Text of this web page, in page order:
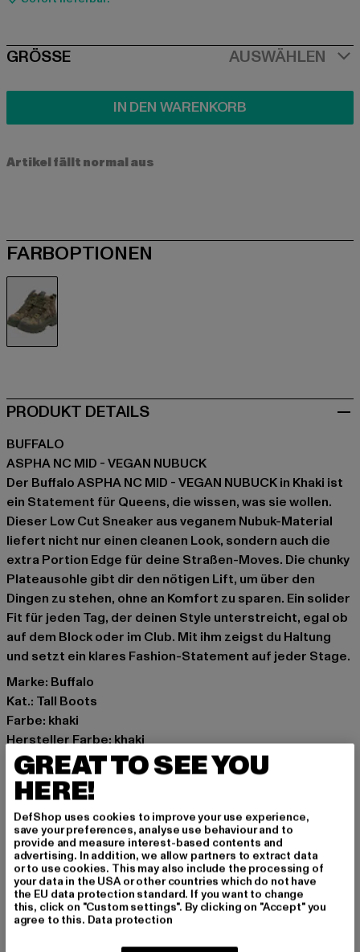
SIZE
GRÖSSE AUSWÄHLEN
IN DEN WARENKORB
Artikel fällt normal aus
FARBOPTIONEN
PRODUKT DETAILS
BUFFALO
ASPHA NC MID - VEGAN NUBUCK
Der Buffalo ASPHA NC MID - VEGAN NUBUCK in Khaki ist
ein Statement für Queens, die wissen, was sie wollen.
Dieser Low Cut Sneaker aus veganem Nubuk-Material
liefert nicht nur einen cleanen Look, sondern auch die
extra Portion Edge für deine Straßen-Moves. Die chunky
Plateausohle gibt dir den nötigen Lift, um über den
Dingen zu stehen, ohne an Komfort zu sparen. Ein solider
Fit für jeden Tag, der deinen Style unterstreicht, egal ob
auf dem Block oder im Club. Mit ihm zeigst du Haltung
und setzt ein klares Fashion-Statement auf jeder Stage.
Marke: Buffalo
Kat.: Tall Boots
Farbe: khaki
Hersteller Farbe: khaki
Art.Nr: PD00010442-00472
Hersteller: Buffalo Boots GmbH |
boots.com
Schanzenstraße 41 | 51063 Köln | DE
GRÖSSE & PASSFORM
PFLEGEHINWEISE
GREAT TO SEE YOU
HERE!
DefShop uses cookies to improve your use experience,
save your preferences, analyse use behaviour and to
provide and measure interest-based contents and
advertising. In addition, we allow partners to extract data
or to use cookies. This may also include the processing of
your data in the USA or other countries which do not have
the EU data protection standard. If you want to change
this, click on "Custom settings". By clicking on "Accept" you
agree to this. Data protection